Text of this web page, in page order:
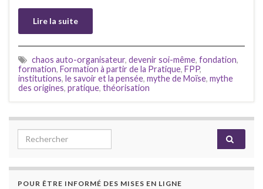
Lire la suite
chaos auto-organisateur, devenir soi-même, fondation,
formation, Formation à partir de la Pratique, FPP,
institutions, le savoir et la pensée, mythe de Moïse, mythe
des origines, pratique, théorisation
Search for:
POUR ÊTRE INFORMÉ DES MISES EN LIGNE